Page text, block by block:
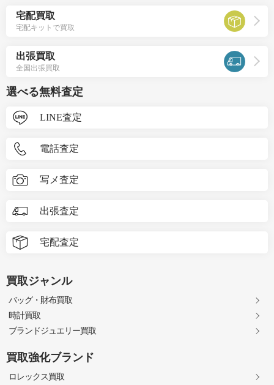
宅配買取
宅配キットで買取
出張買取
全国出張買取
選べる無料査定
LINE査定
電話査定
写メ査定
出張査定
宅配査定
買取ジャンル
バッグ・財布買取
時計買取
ブランドジュエリー買取
買取強化ブランド
ロレックス買取